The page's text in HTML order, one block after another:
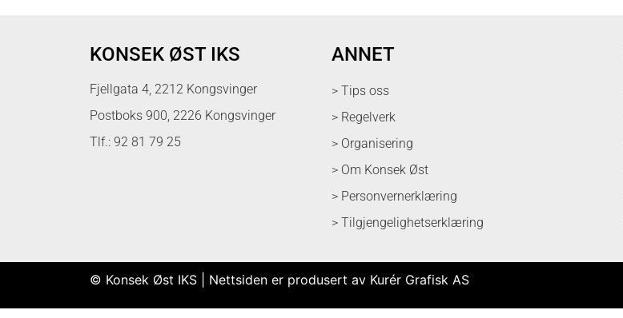
KONSEK ØST IKS
Fjellgata 4, 2212 Kongsvinger
Postboks 900, 2226 Kongsvinger
Tlf.: 92 81 79 25
ANNET
> Tips oss
> Regelverk
> Organisering
> Om Konsek Øst
> Personvernerklæring
> Tilgjengelighetserklæring
© Konsek Øst IKS | Nettsiden er produsert av Kurér Grafisk AS